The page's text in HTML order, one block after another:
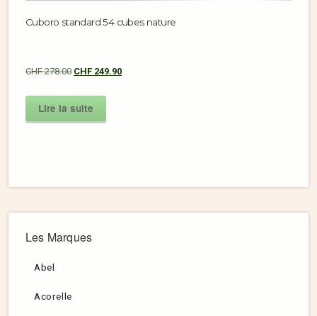
Cuboro standard 54 cubes nature
CHF278.00 CHF 249.90
Lire la suite
Les Marques
Abel
Acorelle